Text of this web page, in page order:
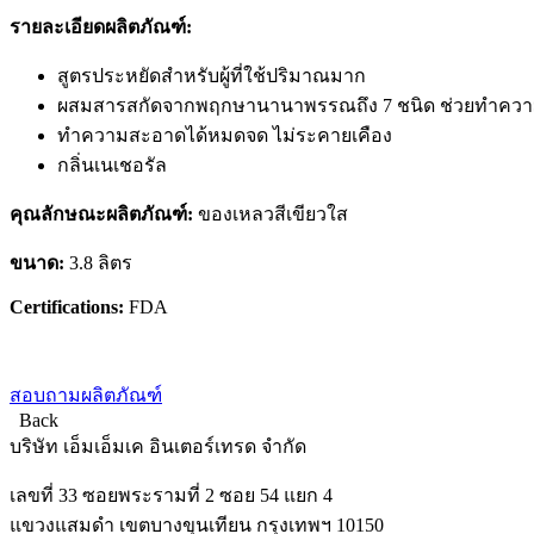
รายละเอียดผลิตภัณฑ์:
สูตรประหยัดสำหรับผู้ที่ใช้ปริมาณมาก
ผสมสารสกัดจากพฤกษานานาพรรณถึง 7 ชนิด ช่วยทำคว
ทำความสะอาดได้หมดจด ไม่ระคายเคือง
กลิ่นเนเชอรัล
คุณลักษณะผลิตภัณฑ์: ของเหลวสีเขียวใส
ขนาด: 3.8 ลิตร
Certifications: FDA
สอบถามผลิตภัณฑ์
Back
บริษัท เอ็มเอ็มเค อินเตอร์เทรด จำกัด
เลขที่ 33 ซอยพระรามที่ 2 ซอย 54 แยก 4
แขวงแสมดำ เขตบางขุนเทียน กรุงเทพฯ 10150